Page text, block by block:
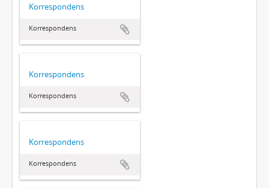
Korrespondens
Korrespondens
Korrespondens
Korrespondens
Korrespondens
Korrespondens